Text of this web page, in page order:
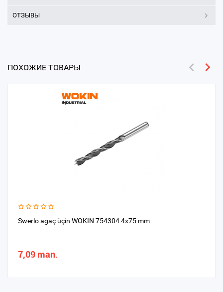
ОТЗЫВЫ
ПОХОЖИЕ ТОВАРЫ
Swerlo agaç üçin WOKIN 754304 4x75 mm
7,09 man.